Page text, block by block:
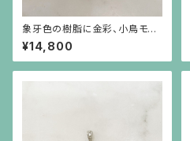
象牙色の樹脂に金彩、小鳥モチ
ーフに赤珊瑚色の実のイヤリン
グ
¥14,800